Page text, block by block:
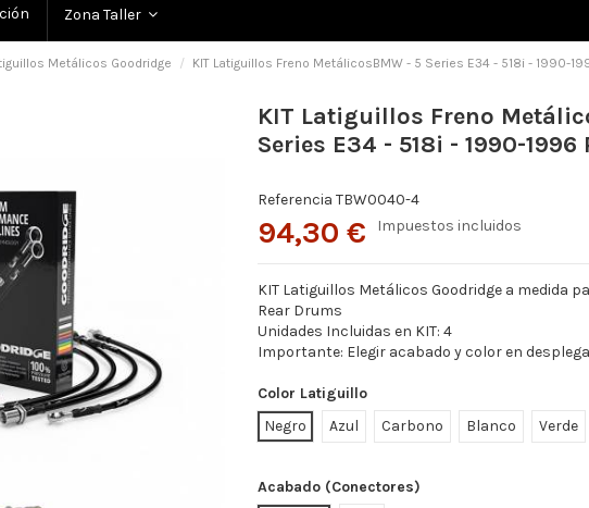
Zona Taller
Metálicos Goodridge KIT Latiguillos Freno MetálicosBMW - 5 Series E34 - 518i - 1990-
KIT Latiguillos Freno
Series E34 - 518i - 1990-1996
Referencia TBW0040-4
94,30 € Impuestos incluidos
KIT Latiguillos Metálicos Goodridge a medida
Rear Drums
Unidades Incluidas en KIT: 4
Importante: Elegir acabado y color en
Color Latiguillo
Negro
Azul Carbono Blanco Verde
Acabado (Conectores)